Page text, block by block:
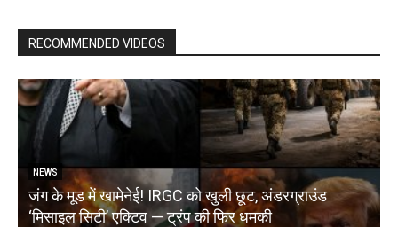
RECOMMENDED VIDEOS
NEWS
जंग के मूड में खामेनेई! IRGC को खुली छूट, अंडरग्राउंड
‘मिसाइल सिटी’ एक्टिव — ट्रंप की फिर धमकी